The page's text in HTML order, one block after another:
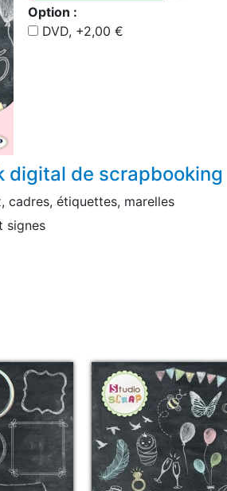
Option :
DVD, +2,00 €
digital de scrapbooking
cadres, étiquettes, marelles
signes